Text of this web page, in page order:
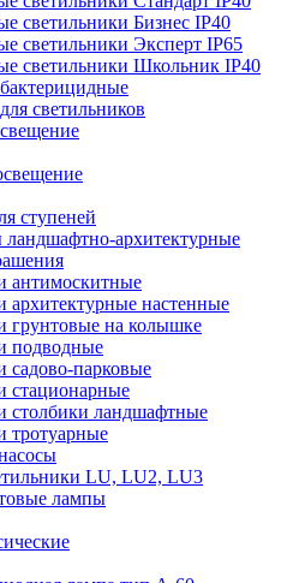
светильники Бизнес IP40
светильники Эксперт IP65
светильники Школьник IP40
светильников
ступеней
архитектурные
антимоскитные
архитектурные настенные
грунтовые на колышке
подводные
садово-парковые
стационарные
столбики ландшафтные
тротуарные
LU, LU2, LU3
лампы